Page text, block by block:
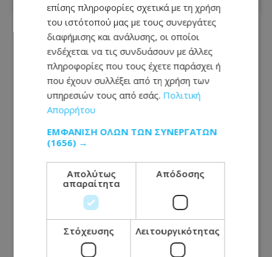
«Αφιέρωσε τη ζωή της βοηθώντας
όσους είχαν ανάγκη»: Συγκλονίζει η
οικογένεια της Βρετανίδας που
βρέθηκε νεκρή σε βαλίτσα
06.08.2026 - 22:54
επίσης πληροφορίες σχετικά με τη χρήση
του ιστότοπού μας με τους συνεργάτες
διαφήμισης και ανάλυσης, οι οποίοι
ενδέχεται να τις συνδυάσουν με άλλες
πληροφορίες που τους έχετε παράσχει ή
που έχουν συλλέξει από τη χρήση των
υπηρεσιών τους από εσάς. Πολιτική
Απορρήτου
ΕΜΦΆΝΙΣΗ ΌΛΩΝ ΤΩΝ ΣΥΝΕΡΓΑΤΏΝ
(1656) →
Απολύτως
απαραίτητα
Απόδοσης
Στόχευσης Λειτουργικότητας